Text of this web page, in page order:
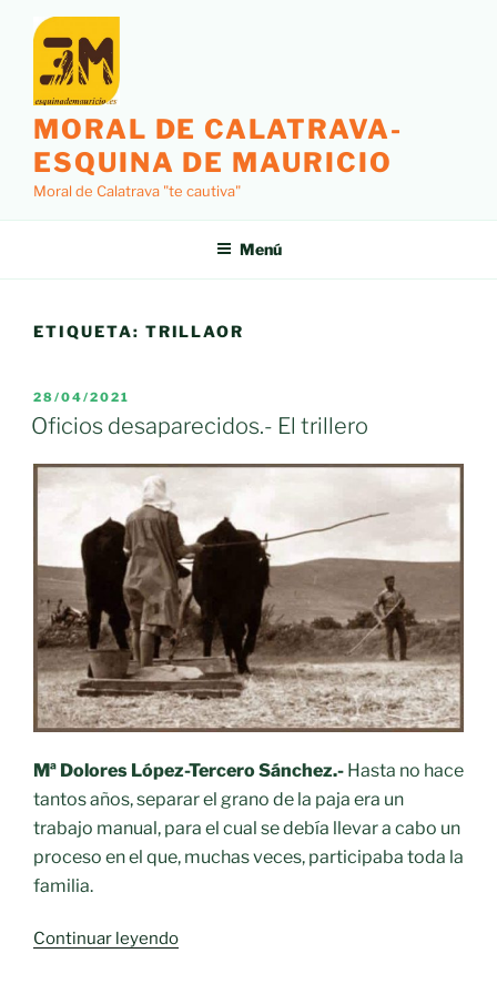
contenido
MORAL DE CALATRAVA-
ESQUINA DE MAURICIO
Moral de Calatrava "te cautiva"
Menú
ETIQUETA: TRILLAOR
PUBLICADO
EL
28/04/2021
Oficios desaparecidos.- El trillero
Mª Dolores López-Tercero Sánchez.- Hasta no hace
tantos años, separar el grano de la paja era un
trabajo manual, para el cual se debía llevar a cabo un
proceso en el que, muchas veces, participaba toda la
familia.
Continuar leyendo«Oficios